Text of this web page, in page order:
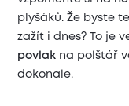
plyšáků. Že byste
zažít i dnes? To je
povlak na polštář
dokonale.